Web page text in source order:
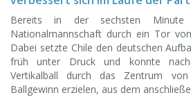
Bereits in der sechsten Minute
Nationalmannschaft durch ein Tor
Dabei setzte Chile den deutschen
früh unter Druck und konnte nach
Vertikalball durch das Zentrum
Ballgewinn erzielen, aus dem